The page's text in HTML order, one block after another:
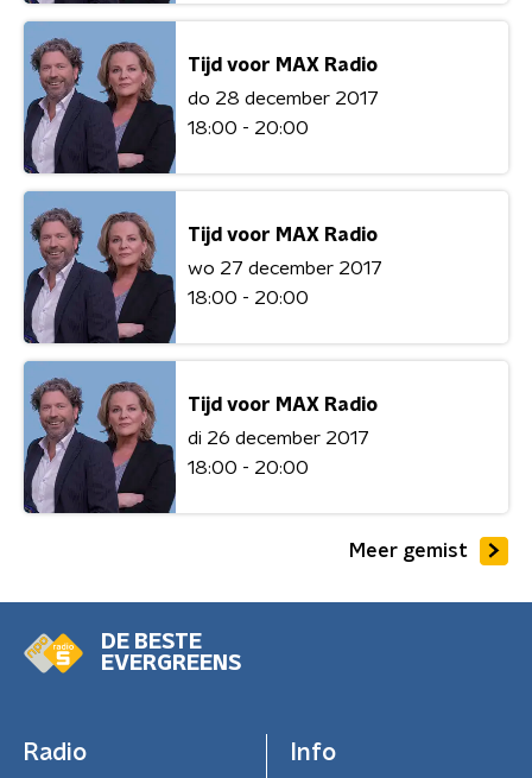
Tijd voor MAX Radio
do 28 december 2017
18:00 - 20:00
Tijd voor MAX Radio
wo 27 december 2017
18:00 - 20:00
Tijd voor MAX Radio
di 26 december 2017
18:00 - 20:00
Meer gemist
DE BESTE
EVERGREENS
Radio Info